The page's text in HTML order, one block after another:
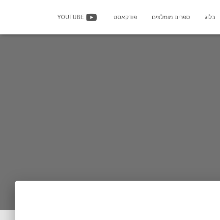
בלוג ספרים מומלצים פודקאסט YOUTUBE